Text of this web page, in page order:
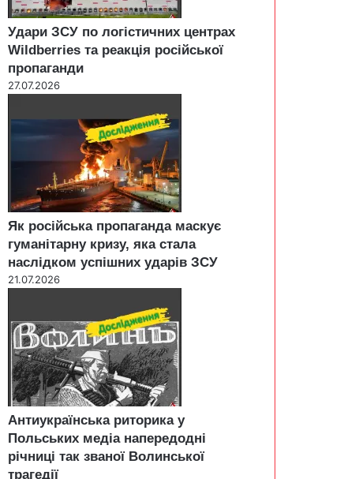
Удари ЗСУ по логістичних центрах
Wildberries та реакція російської
пропаганди
27.07.2026
Як російська пропаганда маскує
гуманітарну кризу, яка стала
наслідком успішних ударів ЗСУ
21.07.2026
Антиукраїнська риторика у
Польських медіа напередодні
річниці так званої Волинської
трагедії